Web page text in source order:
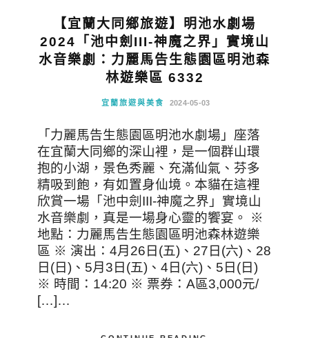
【宜蘭大同鄉旅遊】明池水劇場
2024「池中劍III-神魔之界」實境山
水音樂劇：力麗馬告生態園區明池森
林遊樂區 6332
宜蘭旅遊與美食 2024-05-03
「力麗馬告生態園區明池水劇場」座落
在宜蘭大同鄉的深山裡，是一個群山環
抱的小湖，景色秀麗、充滿仙氣、芬多
精吸到飽，有如置身仙境。本貓在這裡
欣賞一場「池中劍III-神魔之界」實境山
水音樂劇，真是一場身心靈的饗宴。 ※
地點：力麗馬告生態園區明池森林遊樂
區 ※ 演出：4月26日(五)、27日(六)、28
日(日)、5月3日(五)、4日(六)、5日(日)
※ 時間：14:20 ※ 票券：A區3,000元/
[…]…